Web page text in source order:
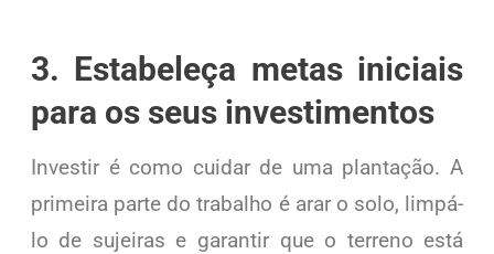
3. Estabeleça metas iniciais
para os seus investimentos
Investir é como cuidar de uma plantação. A
primeira parte do trabalho é arar o solo, limpá-
lo de sujeiras e garantir que o terreno está